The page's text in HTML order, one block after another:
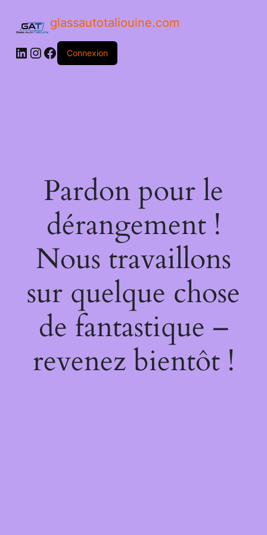
glassautotaliouine.com
Connexion
Pardon pour le
dérangement !
Nous travaillons
sur quelque chose
de fantastique –
revenez bientôt !